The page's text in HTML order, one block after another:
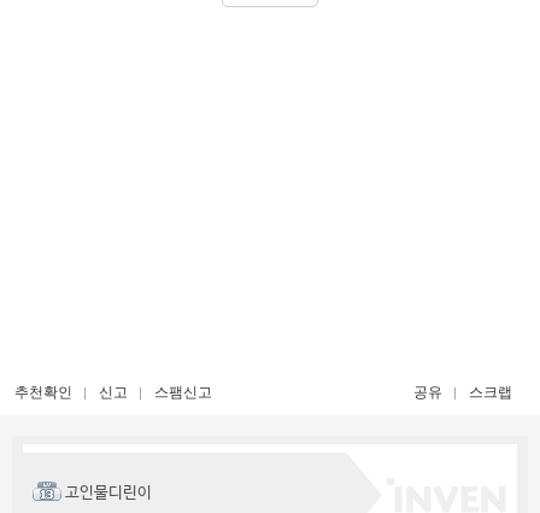
추천확인 신고 스팸신고 공유 스크랩
고인물디린이